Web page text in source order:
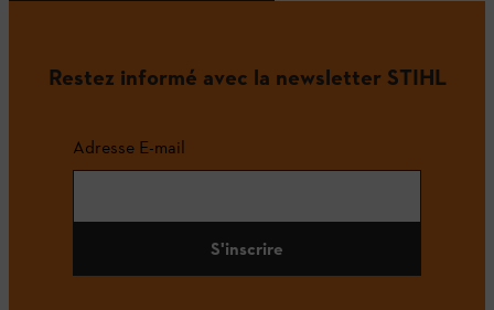
Restez informé avec la newsletter STIHL
Adresse E-mail
S'inscrire